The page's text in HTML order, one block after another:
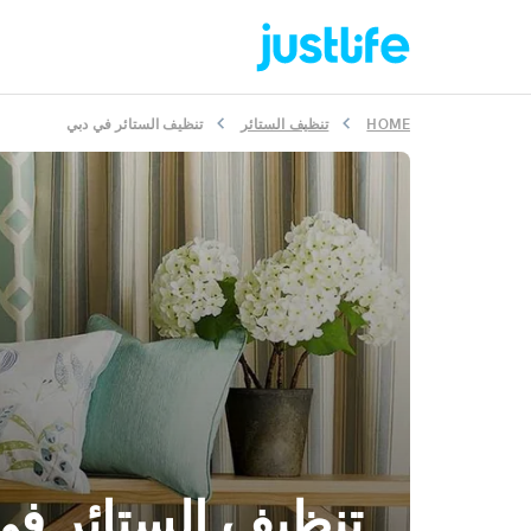
HOME تنظيف الستائر تنظيف الستائر في دبي